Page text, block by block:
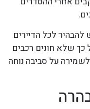
להבהיר לכל הדיירים
כך שלא חונים רכבים
על סביבה נוחה